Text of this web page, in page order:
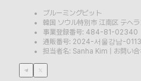
ブルーミングビット
韓国 ソウル特別市 江南区 テヘ
事業登録番号: 484-81-02340
通販番号: 2024-서울강남-
担当者名: Sanha Kim
お問い